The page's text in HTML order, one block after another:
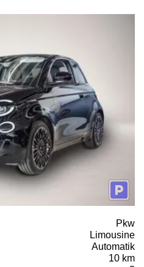
Pkw
Limousine
Automatik
10 km